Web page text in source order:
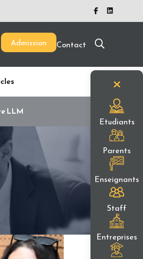
Etudiants
Parents
Enseignants
Staff
Entreprises
Admission Contact
LLM